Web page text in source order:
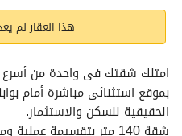
هذا العقار لم
الحقيقية للسكن والاستثمار.
شقة 140 متر بتقسيمة عملية ومريحة